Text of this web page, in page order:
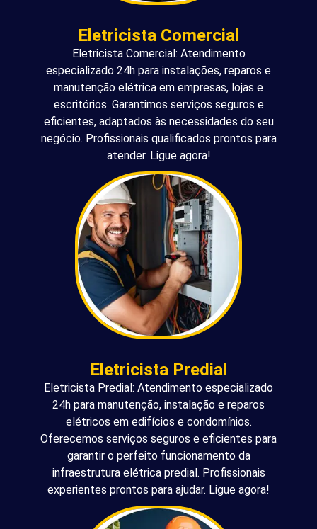
Eletricista Comercial
Eletricista Comercial: Atendimento
especializado 24h para instalações, reparos e
manutenção elétrica em empresas, lojas e
escritórios. Garantimos serviços seguros e
eficientes, adaptados às necessidades do seu
negócio. Profissionais qualificados prontos para
atender. Ligue agora!
Eletricista Predial
Eletricista Predial: Atendimento especializado
24h para manutenção, instalação e reparos
elétricos em edifícios e condomínios.
Oferecemos serviços seguros e eficientes para
garantir o perfeito funcionamento da
infraestrutura elétrica predial. Profissionais
experientes prontos para ajudar. Ligue agora!